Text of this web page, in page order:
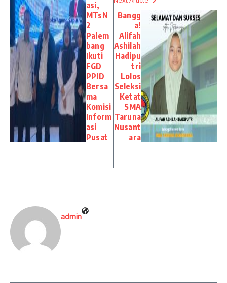
asi,
MTsN
2
Palem
bang
Ikuti
FGD
PPID
Bersa
ma
Komisi
Inform
asi
Pusat
Bangg
a!
Alifah
Ashilah
Hadipu
tri
Lolos
Seleksi
Ketat
SMA
Taruna
Nusant
ara
admin